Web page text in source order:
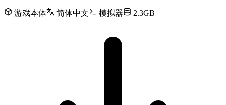
游戏本体 简体中文 模拟器 2.3GB